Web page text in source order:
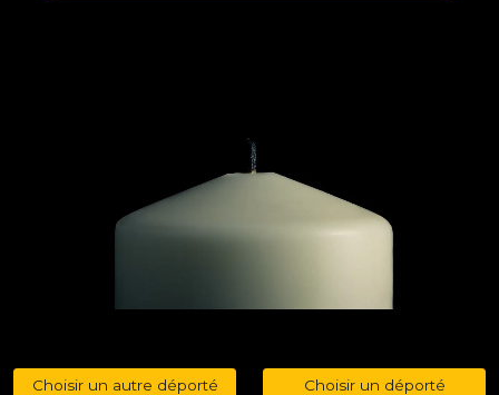
Choisir un autre déporté
Choisir un déporté